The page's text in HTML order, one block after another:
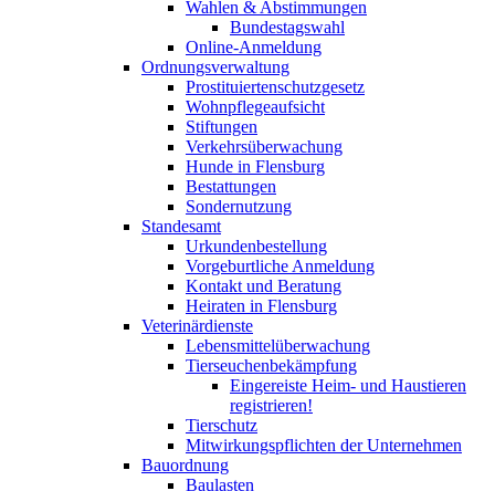
Wahlen & Abstimmungen
Bundestagswahl
Online-Anmeldung
Ordnungsverwaltung
Prostituiertenschutzgesetz
Wohnpflegeaufsicht
Stiftungen
Verkehrsüberwachung
Hunde in Flensburg
Bestattungen
Sondernutzung
Standesamt
Urkundenbestellung
Vorgeburtliche Anmeldung
Kontakt und Beratung
Heiraten in Flensburg
Veterinärdienste
Lebensmittelüberwachung
Tierseuchenbekämpfung
Eingereiste Heim- und Haustieren
registrieren!
Tierschutz
Mitwirkungspflichten der Unternehmen
Bauordnung
Baulasten